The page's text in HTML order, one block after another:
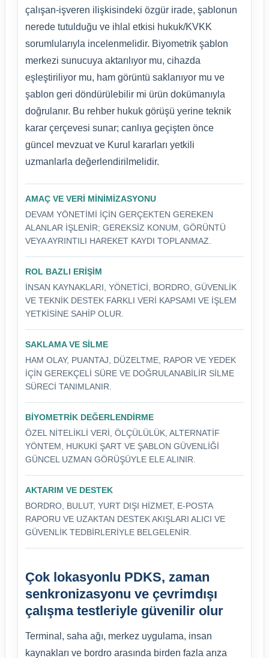
çalışan-işveren ilişkisindeki özgür irade, şablonun
nerede tutulduğu ve ihlal etkisi hukuk/KVKK
sorumlularıyla incelenmelidir. Biyometrik şablon
merkezi sunucuya aktarılıyor mu, cihazda
eşleştiriliyor mu, ham görüntü saklanıyor mu ve
şablon geri döndürülebilir mi ürün dokümanıyla
doğrulanır. Bu rehber hukuk görüşü yerine teknik
karar çerçevesi sunar; canlıya geçişten önce
güncel mevzuat ve Kurul kararları yetkili
uzmanlarla değerlendirilmelidir.
AMAÇ VE VERI MINIMIZASYONU
DEVAM YÖNETIMI IÇIN GERÇEKTEN GEREKEN
ALANLAR IŞLENIR; GEREKSIZ KONUM, GÖRÜNTÜ
VEYA AYRINTILI HAREKET KAYDI TOPLANMAZ.
ROL BAZLI ERIŞIM
İNSAN KAYNAKLARI, YÖNETICI, BORDRO, GÜVENLIK
VE TEKNIK DESTEK FARKLI VERI KAPSAMI VE IŞLEM
YETKISINE SAHIP OLUR.
SAKLAMA VE SILME
HAM OLAY, PUANTAJ, DÜZELTME, RAPOR VE YEDEK
IÇIN GEREKÇELI SÜRE VE DOĞRULANABILIR SILME
SÜRECI TANIMLANIR.
BIYOMETRIK DEĞERLENDIRME
ÖZEL NITELIKLI VERI, ÖLÇÜLÜLÜK, ALTERNATIF
YÖNTEM, HUKUKI ŞART VE ŞABLON GÜVENLIĞI
GÜNCEL UZMAN GÖRÜŞÜYLE ELE ALINIR.
AKTARIM VE DESTEK
BORDRO, BULUT, YURT DIŞI HIZMET, E-POSTA
RAPORU VE UZAKTAN DESTEK AKIŞLARI ALICI VE
GÜVENLIK TEDBIRLERIYLE BELGELENIR.
Çok lokasyonlu PDKS, zaman
senkronizasyonu ve çevrimdışı
çalışma testleriyle güvenilir olur
Terminal, saha ağı, merkez uygulama, insan
kaynakları ve bordro arasında birden fazla arıza